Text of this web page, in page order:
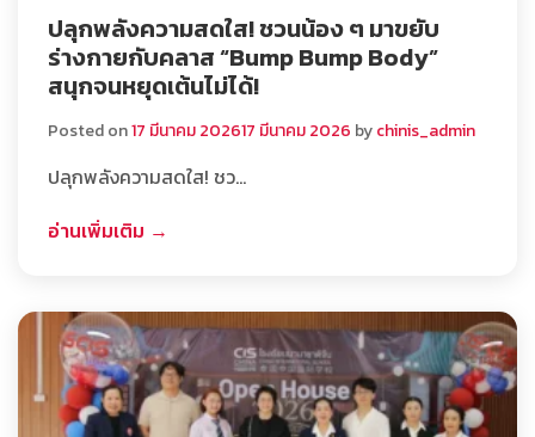
ปลุกพลังความสดใส! ชวนน้อง ๆ มาขยับ
ร่างกายกับคลาส “Bump Bump Body”
สนุกจนหยุดเต้นไม่ได้!
Posted on17 มีนาคม 202617 มีนาคม 2026 bychinis_admin
ปลุกพลังความสดใส! ชว…
อ่านเพิ่มเติม →